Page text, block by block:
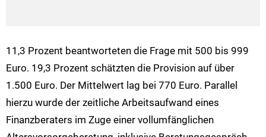
11,3 Prozent beantworteten die Frage mit 500 bis 999
Euro. 19,3 Prozent schätzten die Provision auf über
1.500 Euro. Der Mittelwert lag bei 770 Euro. Parallel
hierzu wurde der zeitliche Arbeitsaufwand eines
Finanzberaters im Zuge einer vollumfänglichen